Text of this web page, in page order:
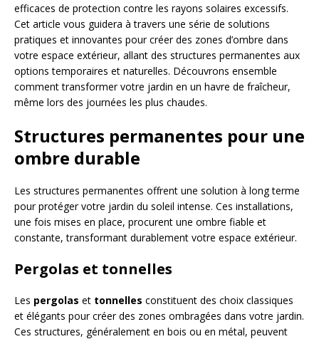
efficaces de protection contre les rayons solaires excessifs.
Cet article vous guidera à travers une série de solutions
pratiques et innovantes pour créer des zones d’ombre dans
votre espace extérieur, allant des structures permanentes aux
options temporaires et naturelles. Découvrons ensemble
comment transformer votre jardin en un havre de fraîcheur,
même lors des journées les plus chaudes.
Structures permanentes pour une
ombre durable
Les structures permanentes offrent une solution à long terme
pour protéger votre jardin du soleil intense. Ces installations,
une fois mises en place, procurent une ombre fiable et
constante, transformant durablement votre espace extérieur.
Pergolas et tonnelles
Les pergolas et tonnelles constituent des choix classiques
et élégants pour créer des zones ombragées dans votre jardin.
Ces structures, généralement en bois ou en métal, peuvent